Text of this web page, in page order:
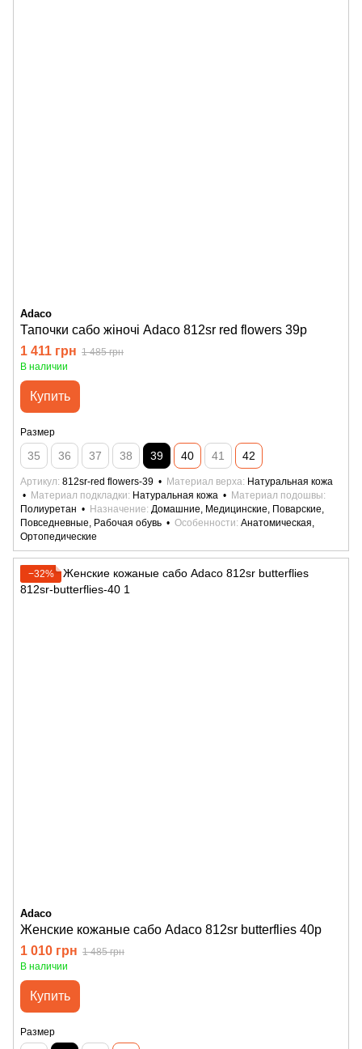
Adaco
Тапочки сабо жіночі Adaco 812sr red flowers 39р
1 411 грн 1 485 грн
В наличии
Купить
Размер
35 36 37 38 39 40 41 42
Артикул 812sr-red flowers-39 Материал верха Натуральная кожа
Материал подкладки
Натуральная кожа
Материал подошвы
Полиуретан
Назначение Домашние, Медицинские, Поварские,
Повседневные, Рабочая обувь
Особенности Анатомическая,
Ортопедические
−32%
Adaco
Женские кожаные сабо Adaco 812sr butterflies 40р
1 010 грн 1 485 грн
В наличии
Купить
Размер